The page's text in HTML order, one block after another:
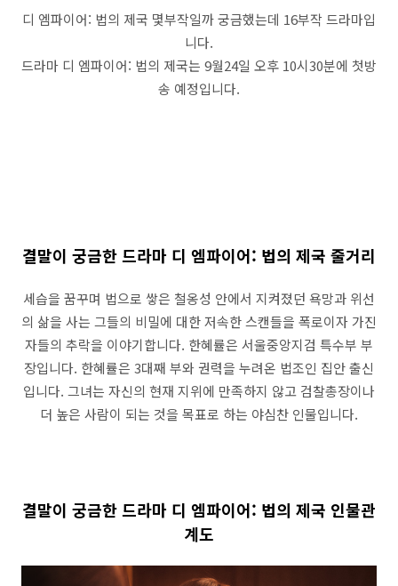
디 엠파이어: 법의 제국 몇부작일까 궁금했는데 16부작 드라마입
니다.
드라마 디 엠파이어: 법의 제국는 9월24일 오후 10시30분에 첫방
송 예정입니다.
결말이 궁금한 드라마 디 엠파이어: 법의 제국 줄거리
세습을 꿈꾸며 법으로 쌓은 철옹성 안에서 지켜졌던 욕망과 위선
의 삶을 사는 그들의 비밀에 대한 저속한 스캔들을 폭로이자 가진
자들의 추락을 이야기합니다. 한혜률은 서울중앙지검 특수부 부
장입니다. 한혜률은 3대째 부와 권력을 누려온 법조인 집안 출신
입니다. 그녀는 자신의 현재 지위에 만족하지 않고 검찰총장이나
더 높은 사람이 되는 것을 목표로 하는 야심찬 인물입니다.
결말이 궁금한 드라마 디 엠파이어: 법의 제국 인물관
계도